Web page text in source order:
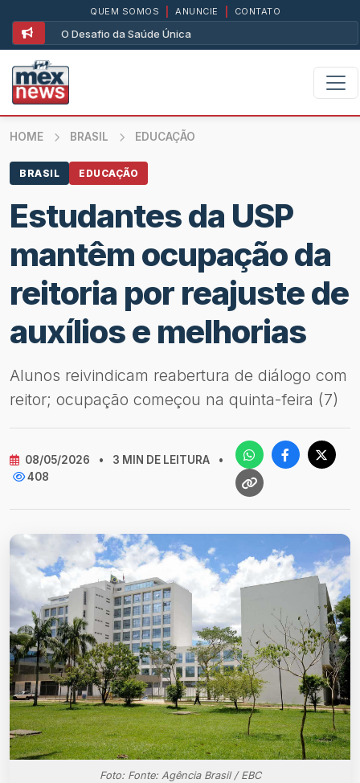
O Desafio da Saúde Única
QUEM SOMOS ANUNCIE CONTATO
HOME BRASIL EDUCAÇÃO
BRASIL EDUCAÇÃO
Estudantes da USP
mantêm ocupação da
reitoria por reajuste de
auxílios e melhorias
Alunos reivindicam reabertura de diálogo com
reitor; ocupação começou na quinta-feira (7)
08/05/2026 • 3 MIN DE LEITURA
•
408
Foto: Fonte: Agência Brasil / EBC